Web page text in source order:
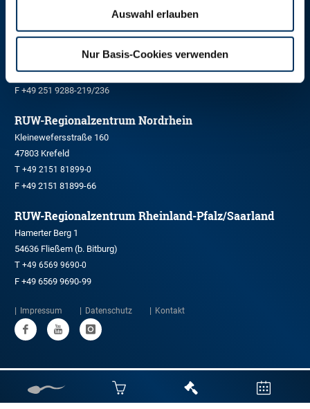
Auswahl erlauben
Nur Basis-Cookies verwenden
Schiffahrter Damm 235a
T+49 251 9288-0
F +49 251 9288-219/236
RUW-Regionalzentrum Nordrhein
Kleinewefersstraße 160
47803 Krefeld
T +49 2151 81899-0
F +49 2151 81899-66
RUW-Regionalzentrum Rheinland-Pfalz/Saarland
Hamerter Berg 1
54636 Fließem (b. Bitburg)
T +49 6569 9690-0
F +49 6569 9690-99
Impressum Datenschutz Kontakt